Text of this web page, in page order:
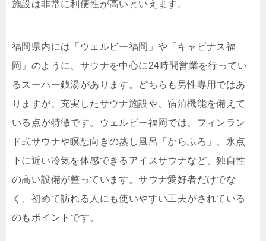
施設は非常に利便性が高いといえます。
福岡県内には「ウェルビー福岡」や「キャビナス福
岡」のように、サウナを中心に24時間営業を行ってい
るスーパー銭湯があります。どちらも男性専用ではあ
りますが、充実したサウナ施設や、宿泊機能を備えて
いる点が特徴です。ウェルビー福岡では、フィンラン
ド式サウナや瞑想向きの蒸し風呂「からふろ」、氷点
下に近い冷気を体感できるアイスサウナなど、独自性
の高い設備が整っています。サウナ愛好者だけでな
く、初めて訪れる人にも使いやすい工夫がされている
のもポイントです。